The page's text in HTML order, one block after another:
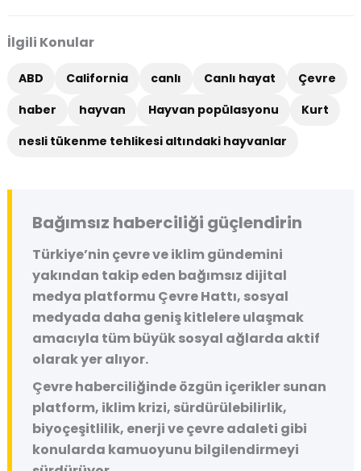
İlgili Konular
ABD California canlı Canlı hayat
Çevre
haber
hayvan Hayvan popülasyonu
Kurt
nesli tükenme tehlikesi altındaki hayvanlar
Bağımsız haberciliği güçlendirin
Türkiye’nin çevre ve iklim gündemini
yakından takip eden bağımsız dijital
medya platformu Çevre Hattı, sosyal
medyada daha geniş kitlelere ulaşmak
amacıyla tüm büyük sosyal ağlarda aktif
olarak yer alıyor.
Çevre haberciliğinde özgün içerikler sunan
platform, iklim krizi, sürdürülebilirlik,
biyoçeşitlilik, enerji ve çevre adaleti gibi
konularda kamuoyunu bilgilendirmeyi